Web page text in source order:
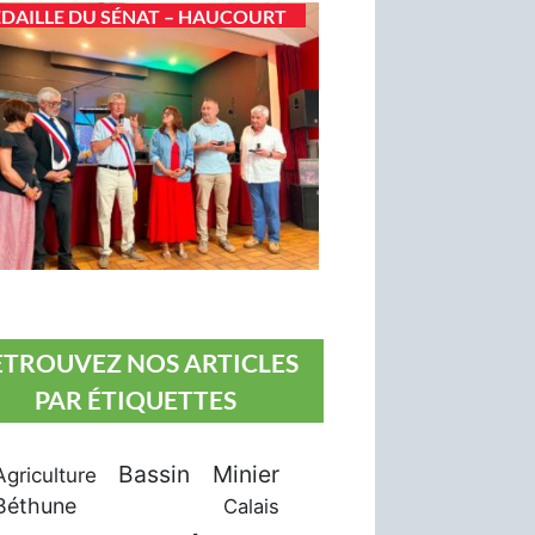
DU SÉNAT – HAUCOURT
NOS ARTICLES
PAR ÉTIQUETTES
Bassin Minier
Calais